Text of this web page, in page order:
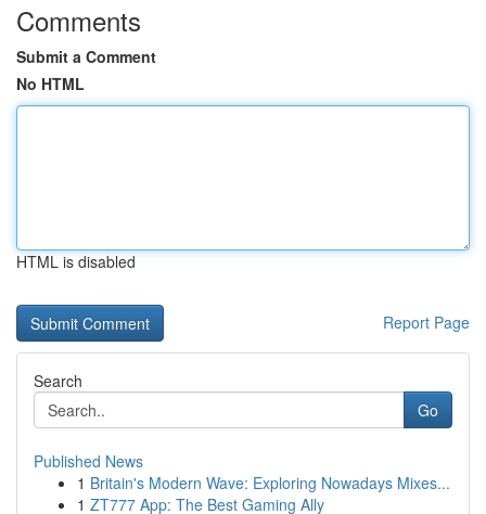
Comments
Submit a Comment
No HTML
HTML is disabled
Report Page
Search
Go
Published News
1 Britain's Modern Wave: Exploring Nowadays Mixes...
1 ZT777 App: The Best Gaming Ally